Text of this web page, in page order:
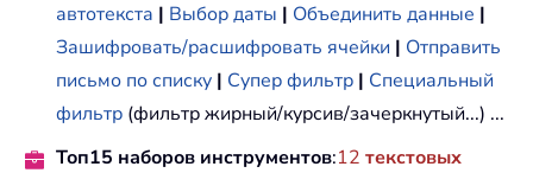
автотекста | Выбор даты | Объединить данные |
Зашифровать/расшифровать ячейки | Отправить
письмо по списку | Супер фильтр | Специальный
фильтр (фильтр жирный/курсив/зачеркнутый...) ...
Топ15 наборов инструментов:12 текстовых